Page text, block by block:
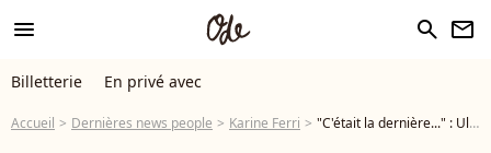
menu search newsletter
Billetterie En privé avec
Accueil Dernières news people Karine Ferri "C'était la dernière..." : Ultime apparition de Karine Ferri sur TF1, l'épouse de Yoann Gourcuff prend la parole